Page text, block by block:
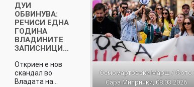
ДУИ
ОБВИНУВА:
РЕЧИСИ ЕДНА
ГОДИНА
ВЛАДИНИТЕ
ЗАПИСНИЦИ…
Откриен е нов
скандал во
Владата на…
Осмомартовски Марш / Фото:
Сара Митрички, 08.03.2026